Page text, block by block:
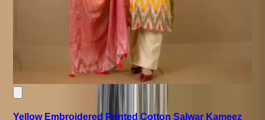
Yellow Embroidered Printed Cotton Salwar Kameez